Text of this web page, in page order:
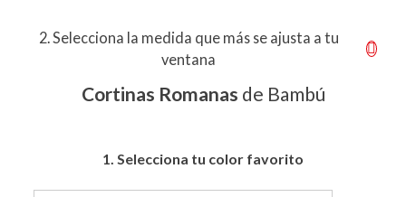
Cortinas Romanas de Bambú
1. Selecciona tu color favorito
2. Selecciona la medida que más se ajusta a tu
ventana